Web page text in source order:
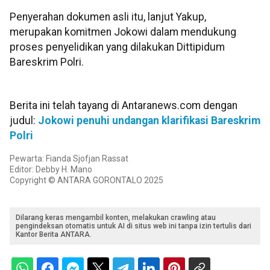
Penyerahan dokumen asli itu, lanjut Yakup,
merupakan komitmen Jokowi dalam mendukung
proses penyelidikan yang dilakukan Dittipidum
Bareskrim Polri.
Berita ini telah tayang di Antaranews.com dengan
judul: Jokowi penuhi undangan klarifikasi Bareskrim
Polri
Pewarta: Fianda Sjofjan Rassat
Editor: Debby H. Mano
Copyright © ANTARA GORONTALO 2025
Dilarang keras mengambil konten, melakukan crawling atau
pengindeksan otomatis untuk AI di situs web ini tanpa izin tertulis dari
Kantor Berita ANTARA.